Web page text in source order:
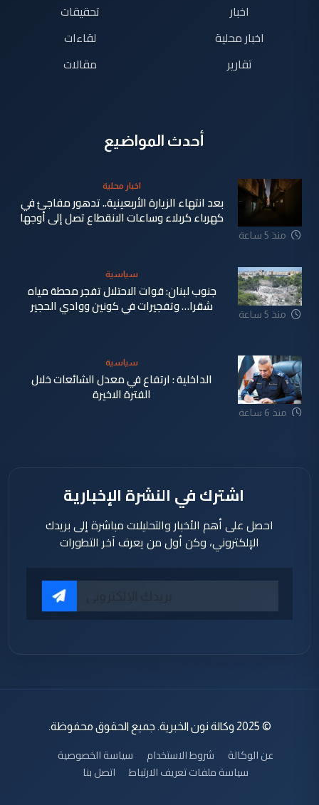
اخبار
اخبار محلية
تقارير
تحقيقات
لقاءات
مقالات
أحدث المواضيع
منذ 5 ساعة
اخبار محلية
بعد انتهاء الزيارة الأربعينية.. تدهور مفاجئ في
كهرباء كربلاء وساعات الانقطاع تصل إلى أوجها
منذ 5 ساعة
سياسية
جنوب لبنان: قوات الاحتلال تفجر محطة مياه
شقرا… وتفجيرات في كونين ووادي الحجير
منذ 6 ساعة
سياسية
الداخلية : ارتفاع في معدل الشائعات خلال
الفترة الاخيرة
اشترك في النشرة الإخبارية
احصل على أهم الأخبار والتحليلات مباشرة إلى بريدك
الإلكتروني، وكن أول من يعرف آخر التطورات
© 2025 وكالة نون الخبرية. جميع الحقوق محفوظة.
عن الوكالة شروط الاستخدام
سياسة الخصوصية
سياسة ملفات تعريف الارتباط
اتصل بنا